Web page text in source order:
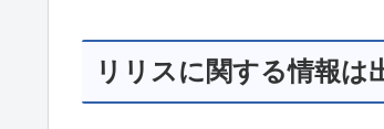
リリスに関する情報は